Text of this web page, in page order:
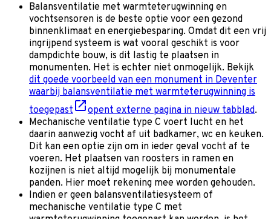
Balansventilatie met warmteterugwinning en
vochtsensoren is de beste optie voor een gezond
binnenklimaat en energiebesparing. Omdat dit een vrij
ingrijpend systeem is wat vooral geschikt is voor
dampdichte bouw, is dit lastig te plaatsen in
monumenten. Het is echter niet onmogelijk. Bekijk
dit goede voorbeeld van een monument in Deventer
waarbij balansventilatie met warmteterugwinning is
toegepast
opent externe pagina in nieuw tabblad.
Mechanische ventilatie type C voert lucht en het
daarin aanwezig vocht af uit badkamer, wc en keuken.
Dit kan een optie zijn om in ieder geval vocht af te
voeren. Het plaatsen van roosters in ramen en
kozijnen is niet altijd mogelijk bij monumentale
panden. Hier moet rekening mee worden gehouden.
Indien er geen balansventilatiesysteem of
mechanische ventilatie type C met